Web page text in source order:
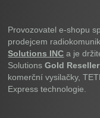
Provozovatel e-shopu
prodejcem
Solutions INC a je
SolutionsGold
komerční vysilačky,
Express technologie.